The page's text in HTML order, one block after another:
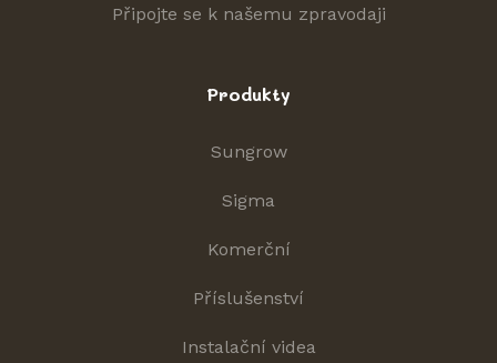
Připojte se k našemu zpravodaji
Produkty
Sungrow
Sigma
Komerční
Příslušenství
Instalační videa